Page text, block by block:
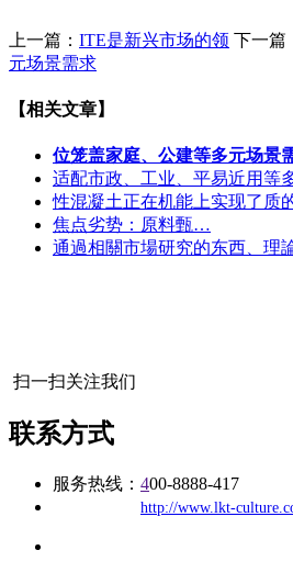
上一篇： ITE是新兴市场的领 下一篇
元场景需求
【相关文章】
位笼盖家庭、公建等多元场景
适配市政、工业、平易近用等
性混凝土正在机能上实现了质
焦点劣势：原料甄…
通過相關市場研究的东西、理
扫一扫关注我们
联系方式
服务热线： 400-8888-417
http://www.lkt-